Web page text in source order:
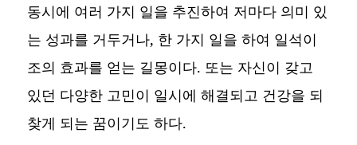
동시에 여러 가지 일을 추진하여 저마다 의미 있
는 성과를 거두거나, 한 가지 일을 하여 일석이
조의 효과를 얻는 길몽이다. 또는 자신이 갖고
있던 다양한 고민이 일시에 해결되고 건강을 되
찾게 되는 꿈이기도 하다.